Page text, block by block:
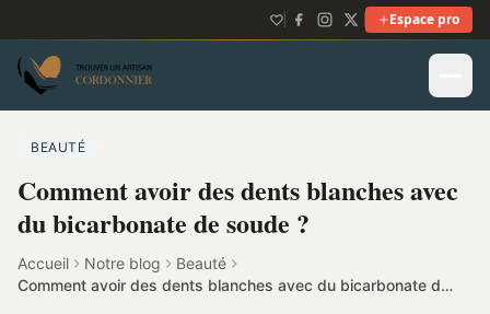
Espace pro
BEAUTÉ
Comment avoir des dents blanches avec
du bicarbonate de soude ?
Accueil Notre blog
Beauté
Comment avoir des dents blanches avec du bicarbonate de soude ?